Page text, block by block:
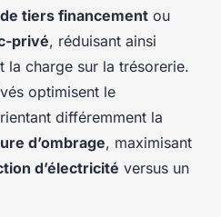
tiers financement ou
privé, réduisant ainsi
la charge sur la trésorerie.
optimisent le
différemment la
d’ombrage, maximisant
d’électricité versus un